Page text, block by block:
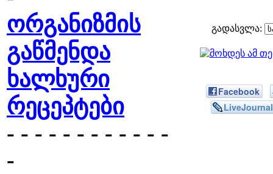
ორგანიზმის
გაწმენდა
ხალხური
რეცეპტები
- - - - - - - - - - - -
-
გადასვლა:
Facebook
LiveJournal